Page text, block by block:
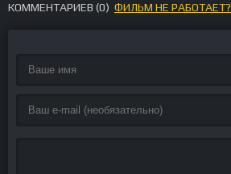
КОММЕНТАРИЕВ (0) ФИЛЬМ НЕ РАБОТАЕТ?